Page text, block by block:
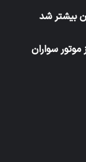
سواران